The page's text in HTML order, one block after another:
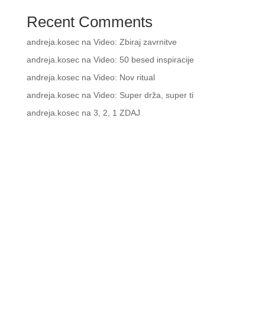
Recent Comments
andreja.kosecna Video: Zbiraj zavrnitve
andreja.kosecna Video: 50 besed inspiracije
andreja.kosecna Video: Nov ritual
andreja.kosecna Video: Super drža, super ti
andreja.kosecna 3, 2, 1 ZDAJ